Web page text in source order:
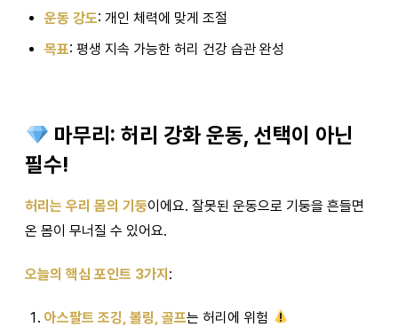
운동 강도: 개인 체력에 맞게 조절
목표: 평생 지속 가능한 허리 건강 습관 완성
마무리: 허리 강화 운동, 선택이 아닌
필수!
허리는 우리 몸의 기둥이에요. 잘못된 운동으로 기둥을 흔들면
온 몸이 무너질 수 있어요.
오늘의 핵심 포인트 3가지 :
아스팔트 조깅, 볼링, 골프는 허리에 위험